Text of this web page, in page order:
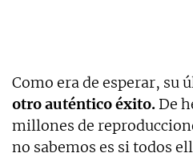
Como era de esperar, su
otro auténtico éxito. De
millones de
no sabemos es si todos